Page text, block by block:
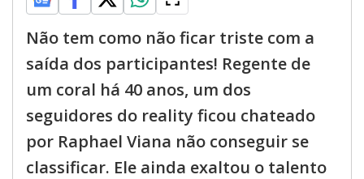
Não tem como não ficar triste com a
saída dos participantes! Regente de
um coral há 40 anos, um dos
seguidores do reality ficou chateado
por Raphael Viana não conseguir se
classificar. Ele ainda exaltou o talento